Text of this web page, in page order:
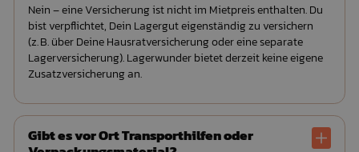
Nein – eine Versicherung ist nicht im Mietpreis enthalten. Du
bist verpflichtet, Dein Lagergut eigenständig zu versichern
(z. B. über Deine Hausratversicherung oder eine separate
Lagerversicherung). Lagerwunder bietet derzeit keine eigene
Zusatzversicherung an.
Gibt es vor Ort Transporthilfen oder